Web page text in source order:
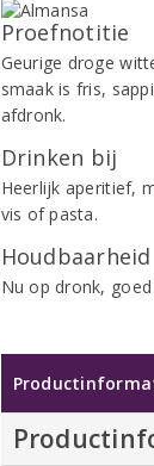
Proefnotitie
Geurige droge
smaak is fris,
afdronk.
Drinken bij
Heerlijk aperitief,
vis of pasta.
Houdbaarheid
Nu op dronk,